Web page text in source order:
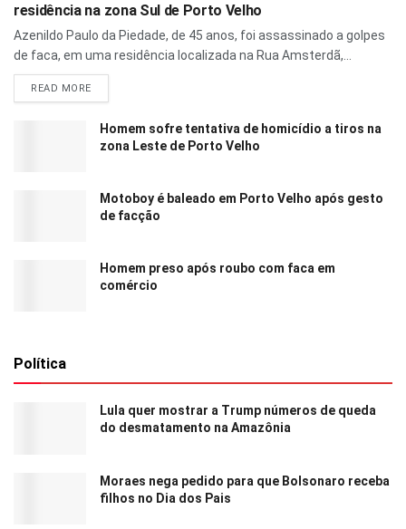
residência na zona Sul de Porto Velho
Azenildo Paulo da Piedade, de 45 anos, foi assassinado a golpes
de faca, em uma residência localizada na Rua Amsterdã,...
READ MORE
Homem sofre tentativa de homicídio a tiros na
zona Leste de Porto Velho
Motoboy é baleado em Porto Velho após gesto
de facção
Homem preso após roubo com faca em
comércio
Política
Lula quer mostrar a Trump números de queda
do desmatamento na Amazônia
Moraes nega pedido para que Bolsonaro receba
filhos no Dia dos Pais